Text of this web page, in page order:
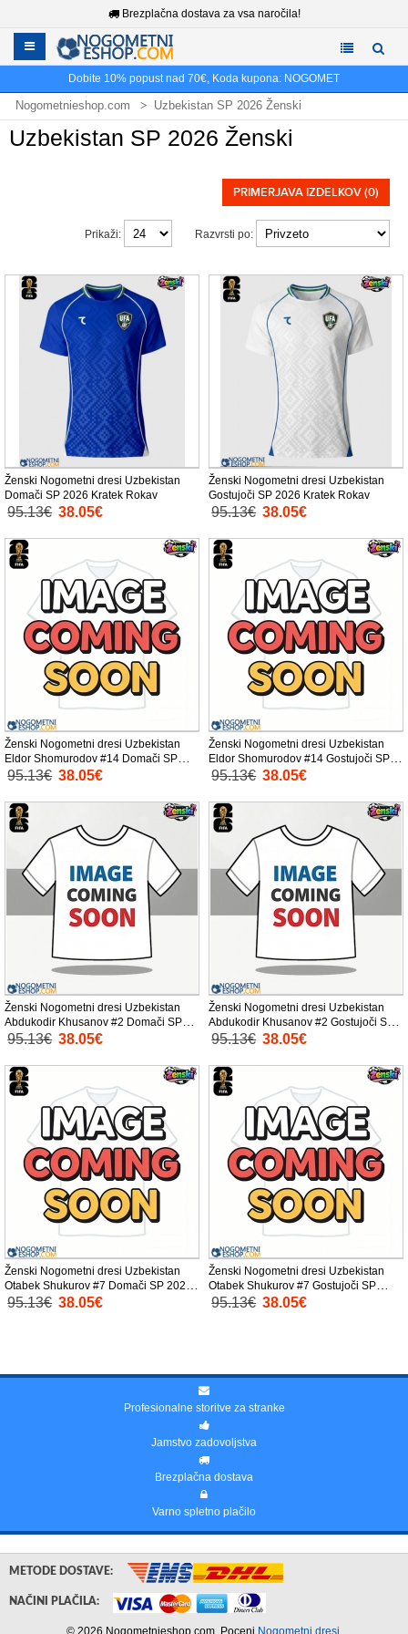
Brezplačna dostava za vsa naročila!
Dobite 10% popust nad 70€, Koda kupona: NOGOMET
Nogometnieshop.com Uzbekistan SP 2026 Ženski
Uzbekistan SP 2026 Ženski
PRIMERJAVA IZDELKOV (0)
Razvrsti po:
Prikaži:
Ženski Nogometni dresi Uzbekistan
Domači SP 2026 Kratek Rokav
95.13€ 38.05€
Ženski Nogometni dresi Uzbekistan
Gostujoči SP 2026 Kratek Rokav
95.13€ 38.05€
Ženski Nogometni dresi Uzbekistan
Eldor Shomurodov #14 Domači SP
2026 Kratek Rokav
95.13€ 38.05€
Ženski Nogometni dresi Uzbekistan
Eldor Shomurodov #14 Gostujoči SP
2026 Kratek Rokav
95.13€ 38.05€
Ženski Nogometni dresi Uzbekistan
Abdukodir Khusanov #2 Domači SP
2026 Kratek Rokav
95.13€ 38.05€
Ženski Nogometni dresi Uzbekistan
Abdukodir Khusanov #2 Gostujoči SP
2026 Kratek Rokav
95.13€ 38.05€
Ženski Nogometni dresi Uzbekistan
Otabek Shukurov #7 Domači SP 2026
Kratek Rokav
95.13€ 38.05€
Ženski Nogometni dresi Uzbekistan
Otabek Shukurov #7 Gostujoči SP
2026 Kratek Rokav
95.13€ 38.05€
Profesionalne storitve za stranke
Jamstvo zadovoljstva
Brezplačna dostava
Varno spletno plačilo
METODE DOSTAVE:
NAČINI PLAČILA:
© 2026 Nogometnieshop.com. Poceni Nogometni dresi